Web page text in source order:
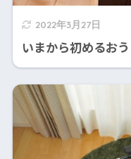
2022年3月27日
いまから初めるお